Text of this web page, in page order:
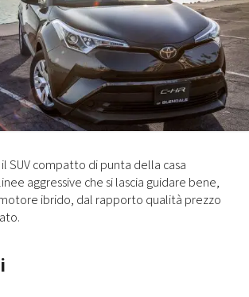
SUV compatto di punta della casa
aggressive che si lascia guidare bene,
ibrido, dal rapporto qualità prezzo